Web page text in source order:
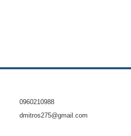
0960210988
dmitros275@gmail.com